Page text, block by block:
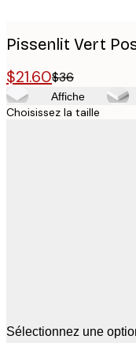
Pissenlit Vert
$21.60$36
Affiche
Choisissez la taille
Sélectionnez une